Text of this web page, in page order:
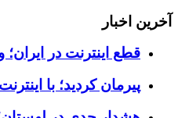
آخرین اخبار
قطع اینترنت در
پیرمان کردید؛ با